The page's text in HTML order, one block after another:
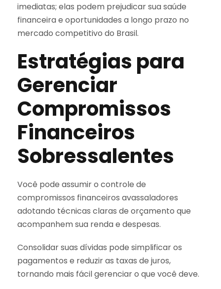
imediatas; elas podem prejudicar sua saúde
financeira e oportunidades a longo prazo no
mercado competitivo do Brasil.
Estratégias para
Gerenciar
Compromissos
Financeiros
Sobressalentes
Você pode assumir o controle de
compromissos financeiros avassaladores
adotando técnicas claras de orçamento que
acompanhem sua renda e despesas.
Consolidar suas dívidas pode simplificar os
pagamentos e reduzir as taxas de juros,
tornando mais fácil gerenciar o que você deve.